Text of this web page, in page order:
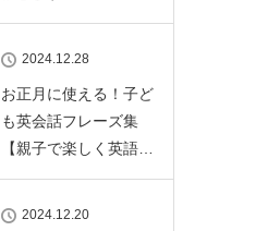
2024.12.28
お正月に使える！子ど
も英会話フレーズ集
【親子で楽しく英語…
2024.12.20